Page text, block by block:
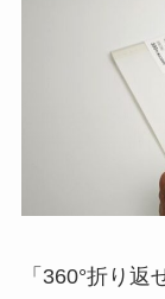
「360°折り